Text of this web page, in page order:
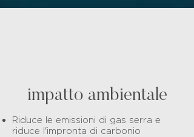
impatto ambientale
Riduce le emissioni di gas serra e
riduce l'impronta di carbonio